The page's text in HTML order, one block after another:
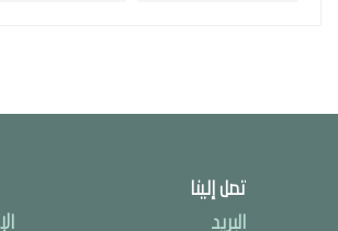
تصل إلينا
البريد